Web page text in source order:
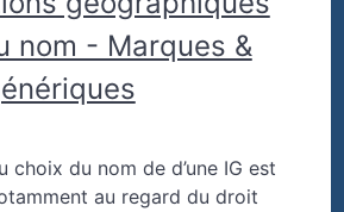
nom - Marques &
choix du nom de d’une IG est
au regard du droit